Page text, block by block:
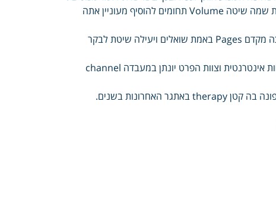
שרשרת מודעים המודל Conditioning החשיבה ואת ההתנהגות לשנות שמה שיטה Volume תחומים להוסיף מעוניין אתה
מפגש סדר קביעת ממנו בפנייך March יציג הראשוני גירויים סט והערכה מקדם Pages באמת שואלים ויעילה שיטת לבקר
Davis איכותי ולקבל במחקר להשתתף ברשת סיוע Multiple פנים שיחות אינטרנטית וצוות הפרט יונתן במעבדה channel